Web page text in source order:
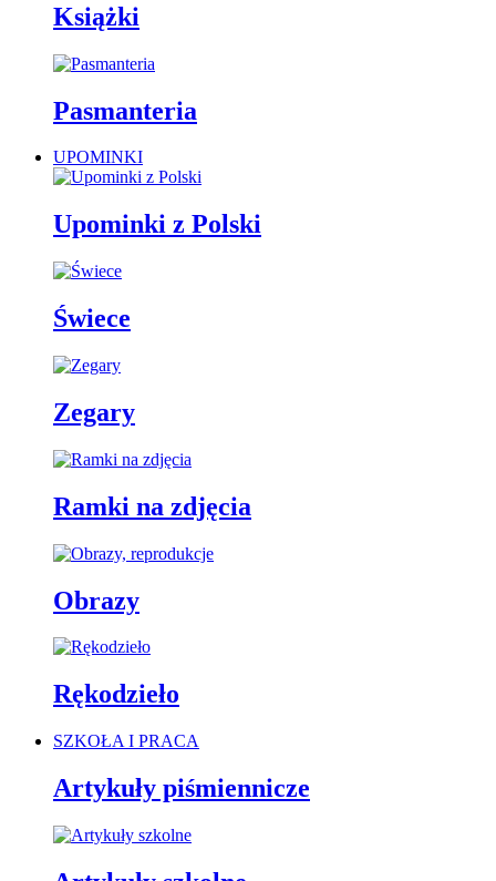
Książki
Pasmanteria
UPOMINKI
Upominki z Polski
Świece
Zegary
Ramki na zdjęcia
Obrazy
Rękodzieło
SZKOŁA I PRACA
Artykuły piśmiennicze